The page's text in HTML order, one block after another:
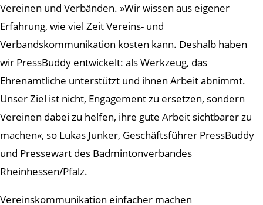
Vereinen und Verbänden. »Wir wissen aus eigener
Erfahrung, wie viel Zeit Vereins- und
Verbandskommunikation kosten kann. Deshalb haben
wir PressBuddy entwickelt: als Werkzeug, das
Ehrenamtliche unterstützt und ihnen Arbeit abnimmt.
Unser Ziel ist nicht, Engagement zu ersetzen, sondern
Vereinen dabei zu helfen, ihre gute Arbeit sichtbarer zu
machen«, so Lukas Junker, Geschäftsführer PressBuddy
und Pressewart des Badmintonverbandes
Rheinhessen/Pfalz.
Vereinskommunikation einfacher machen